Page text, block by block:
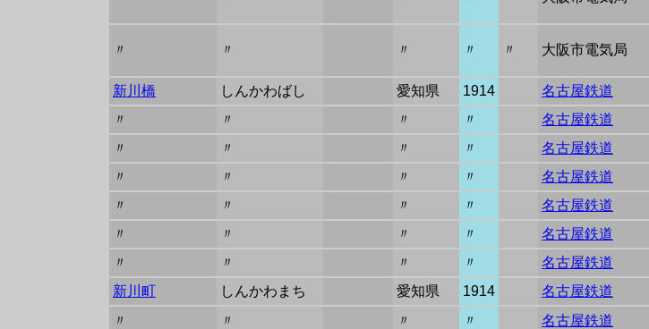
〃 〃 〃 〃 〃 大阪市電気局
新川橋 しんかわばし 愛知県 1914 名古屋鉄道
〃
〃 〃 〃 名古屋鉄道
〃
〃 〃 〃 名古屋鉄道
〃
〃 〃 〃 名古屋鉄道
〃
〃 〃 〃 名古屋鉄道
〃
〃 〃 〃 名古屋鉄道
〃
〃 〃 〃 名古屋鉄道
新川町
しんかわまち 愛知県 1914 名古屋鉄道
〃
〃 〃 〃 名古屋鉄道